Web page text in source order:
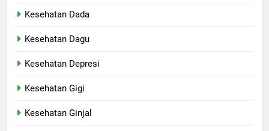
Kesehatan Dada
Kesehatan Dagu
Kesehatan Depresi
Kesehatan Gigi
Kesehatan Ginjal